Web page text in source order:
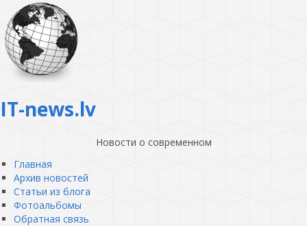
IT-news.lv
Новости о современном
Главная
Архив новостей
Статьи из блога
Фотоальбомы
Обратная связь